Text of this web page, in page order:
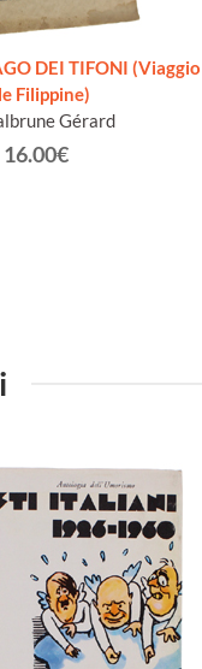
DEI TIFONI (Viaggio
Filippine)
Gérard
16.00€